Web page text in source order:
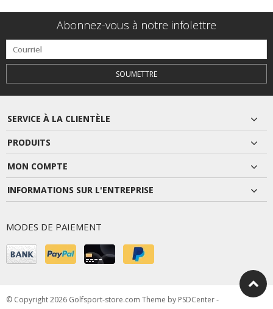
Abonnez-vous à notre infolettre
SOUMETTRE
SERVICE À LA CLIENTÈLE
PRODUITS
MON COMPTE
INFORMATIONS SUR L'ENTREPRISE
MODES DE PAIEMENT
© Copyright 2026 Golfsport-store.com Theme by PSDCenter-